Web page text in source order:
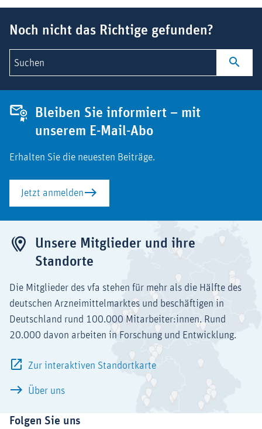
Noch nicht das Richtige gefunden?
Suchen
Bleiben Sie informiert – mit
unserem E-Mail-Abo
Erhalten Sie die neuesten Beiträge.
Jetzt anmelden
Unsere Mitglieder und ihre
Standorte
Die Mitglieder des vfa stehen für mehr als die Hälfte des
deutschen Arzneimittelmarktes und beschäftigen in
Deutschland rund 100.000 Mitarbeiter:innen. Rund
20.000 davon arbeiten in Forschung und Entwicklung.
Zur interaktiven Standortkarte
Über uns
Folgen Sie uns